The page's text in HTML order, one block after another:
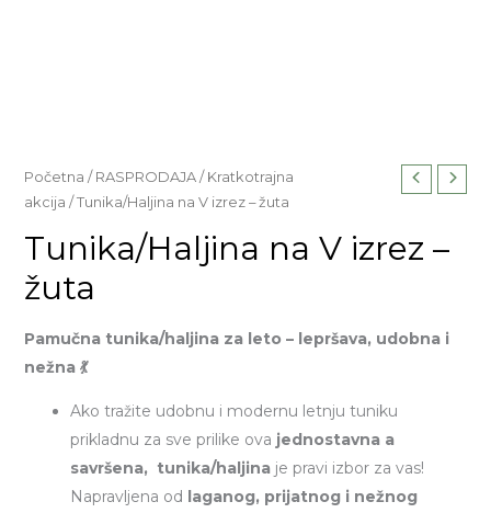
Početna / RASPRODAJA/ Kratkotrajna
akcija / Tunika/Haljina na V izrez – žuta
Tunika/Haljina na V izrez –
žuta
Pamučna tunika/haljina za leto – lepršava, udobna i
nežna 💃
Ako tražite udobnu i modernu letnju tuniku
prikladnu za sve prilike ova jednostavna a
savršena, tunika/haljina je pravi izbor za vas!
Napravljena od laganog, prijatnog i nežnog